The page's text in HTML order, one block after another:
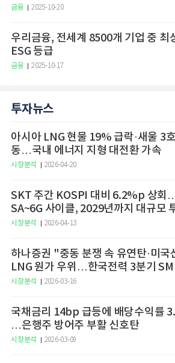
금융 2025-10-20
우리금융, 전세계 8500개 기업 중 최
ESG 등급
금융 2025-10-17
투자뉴스
아시아 LNG 현물 19% 급락·새울 3
동…국내 에너지 지형 대전환 가속
시장분석 2026-04-20
SKT 주간 KOSPI 대비 6.2%p 상회
SA~6G 사이클, 2029년까지 대규모
예고
시장분석 2026-04-13
하나증권 "중동 분쟁 속 유연탄·미국
LNG 원가 우위…한국전력 3분기
승 전망"
시장분석 2026-03-16
국채금리 14bp 급등에 배당수익률
…은행주 방어주 부활 신호탄
시장분석 2026-03-09